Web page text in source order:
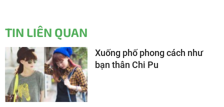
TIN LIÊN QUAN
Xuống phố phong cách như
bạn thân Chi Pu